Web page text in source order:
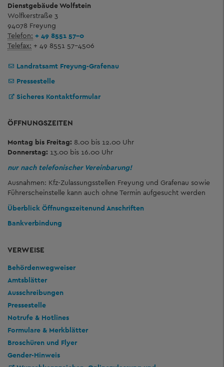
Dienstgebäude Wolfstein
Wolfkerstraße 3
94078 Freyung
Telefon: + 49 8551 57-0
Telefax: + 49 8551 57-4506
Landratsamt Freyung-Grafenau
Pressestelle
Sicheres Kontaktformular
ÖFFNUNGSZEITEN
Montag bis Freitag: 8.00 bis 12.00 Uhr
Donnerstag: 13.00 bis 16.00 Uhr
nur nach telefonischer Vereinbarung!
Ausnahmen: Kfz-Zulassungsstellen Freyung und Grafenau sowie
Führerscheinstelle kann auch ohne Termin aufgesucht werden
Überblick Öffnungszeitenund Anschriften
Bankverbindung
VERWEISE
Behördenwegweiser
Amtsblätter
Ausschreibungen
Pressestelle
Notrufe & Hotlines
Formulare & Merkblätter
Broschüren und Flyer
Gender-Hinweis